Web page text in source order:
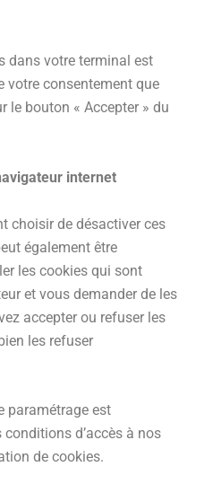
dans votre terminal est
votre consentement que
le bouton « Accepter » du
internet
choisir de désactiver ces
également être
les cookies qui sont
et vous demander de les
accepter ou refuser les
les refuser
paramétrage est
d’accès à nos
de cookies.